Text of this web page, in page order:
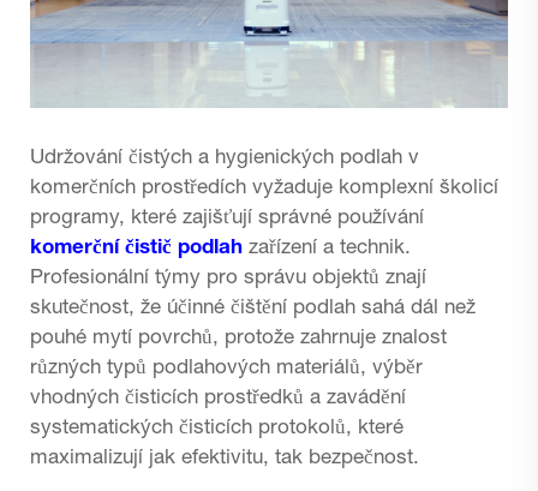
Udržování čistých a hygienických podlah v
komerčních prostředích vyžaduje komplexní školicí
programy, které zajišťují správné používání
komerční čistič podlah zařízení a technik.
Profesionální týmy pro správu objektů znají
skutečnost, že účinné čištění podlah sahá dál než
pouhé mytí povrchů, protože zahrnuje znalost
různých typů podlahových materiálů, výběr
vhodných čisticích prostředků a zavádění
systematických čisticích protokolů, které
maximalizují jak efektivitu, tak bezpečnost.